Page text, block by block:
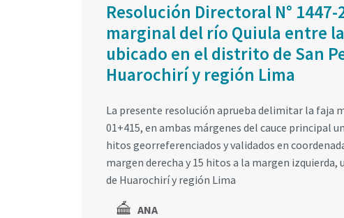
Resolución Directoral N°
marginal del río Quiula entre
ubicado en el distrito de San
Huarochirí y región Lima
La presente resolución aprueba delimitar la faja
01+415, en ambas márgenes del cauce principal
hitos georreferenciados y validados en
margen derecha y 15 hitos a la margen
de Huarochirí y región Lima
ANA